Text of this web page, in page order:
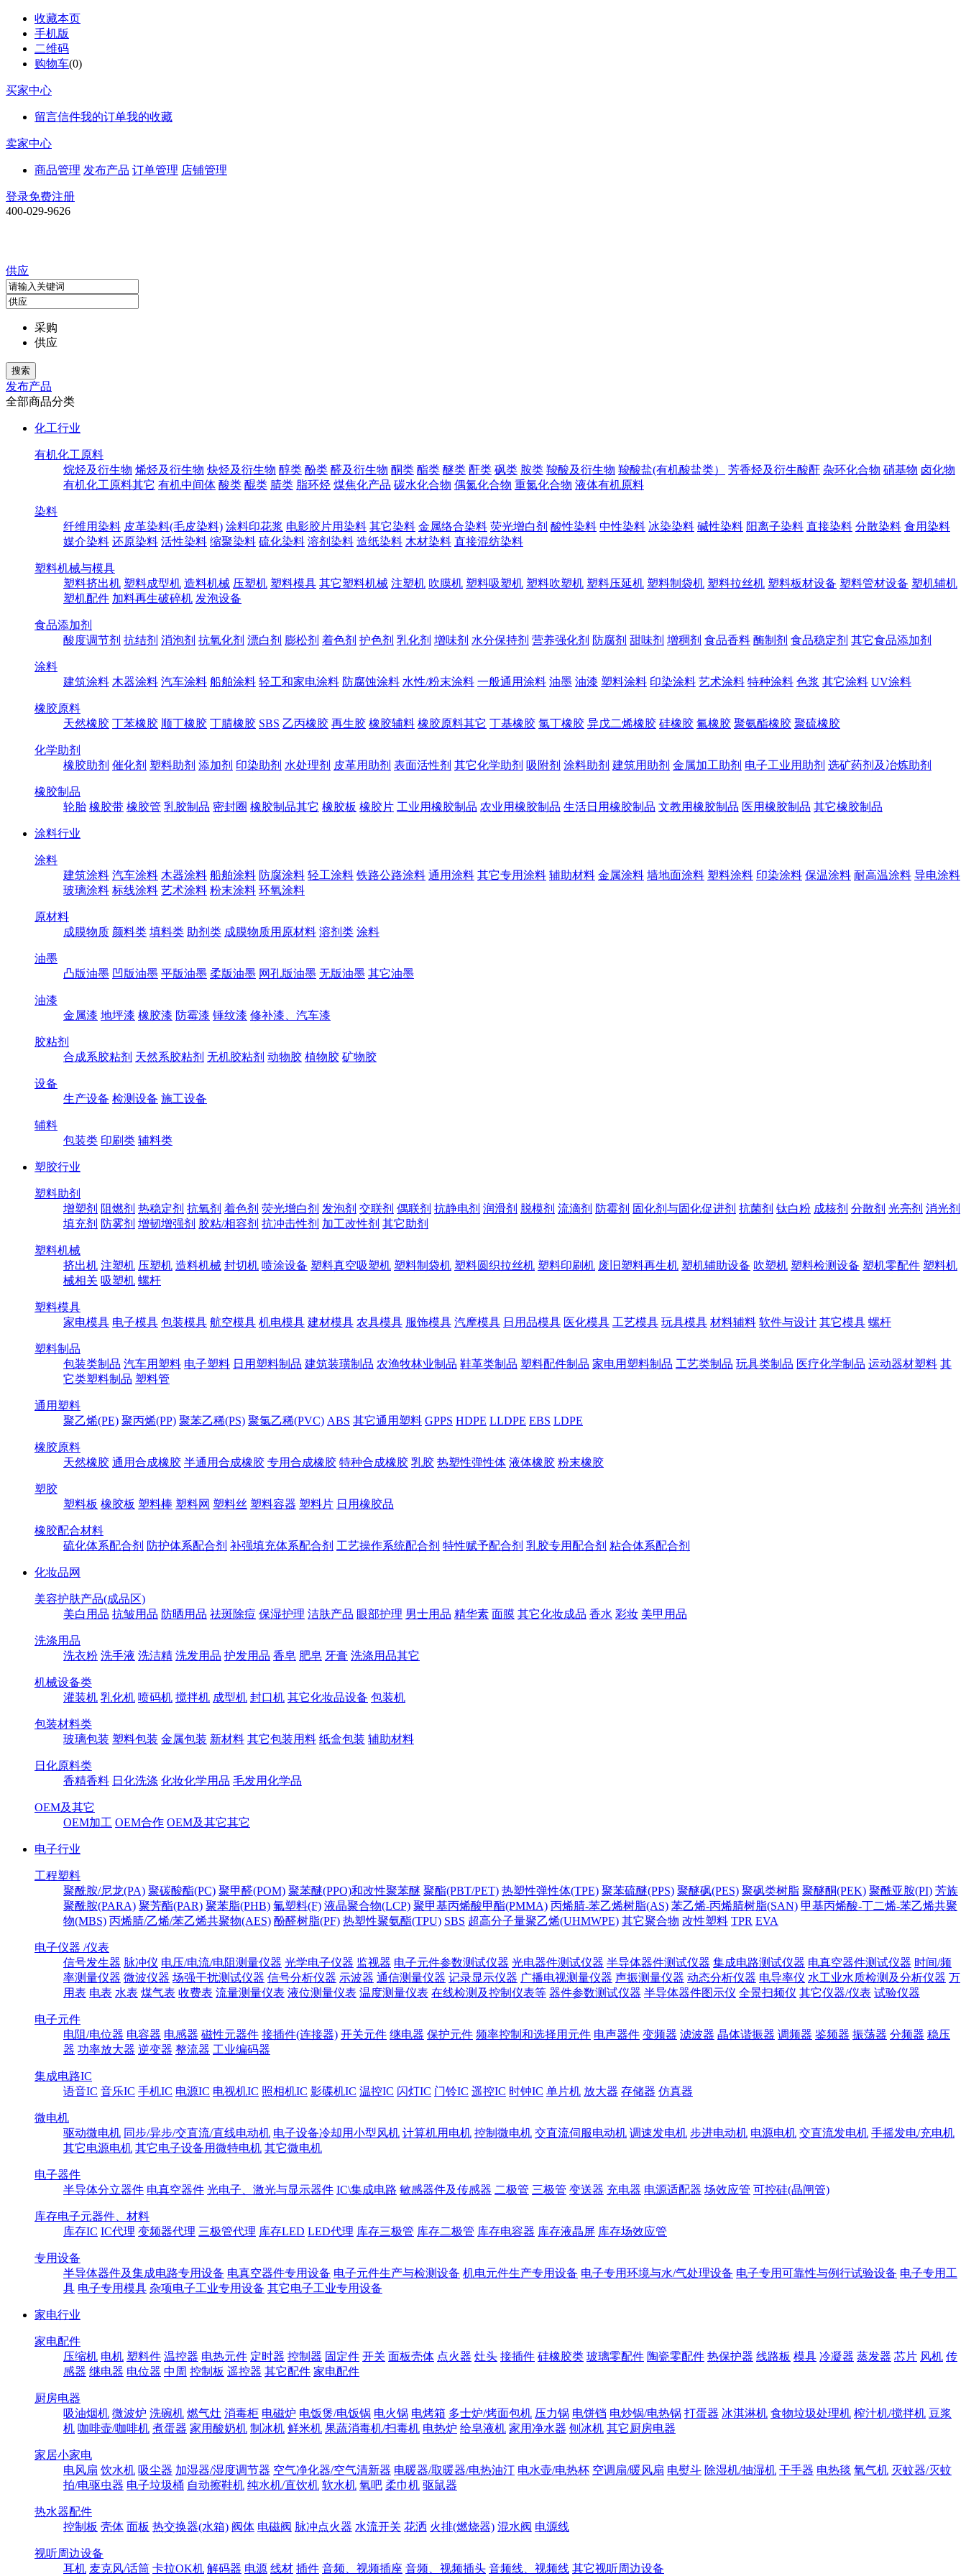
收藏本页
手机版
二维码
购物车(0)
买家中心
留言信件我的订单我的收藏
卖家中心
商品管理 发布产品 订单管理 店铺管理
登录免费注册
400-029-9626
供应
采购
供应
发布产品
全部商品分类
化工行业
有机化工原料
烷烃及衍生物 烯烃及衍生物 炔烃及衍生物 醇类 酚类 醛及衍生物 酮类 酯类 醚类 酐类 砜类 胺类 羧酸及衍生物 羧酸盐(有机酸盐类） 芳香烃及衍生酸酐 杂环化合物 硝基物 卤化物
有机化工原料其它 有机中间体 酸类 醌类 腈类 脂环烃 煤焦化产品 碳水化合物 偶氮化合物 重氮化合物 液体有机原料
染料
纤维用染料 皮革染料(毛皮染料) 涂料印花浆 电影胶片用染料 其它染料 金属络合染料 荧光增白剂 酸性染料 中性染料 冰染染料 碱性染料 阳离子染料 直接染料 分散染料 食用染料
媒介染料 还原染料 活性染料 缩聚染料 硫化染料 溶剂染料 造纸染料 木材染料 直接混纺染料
塑料机械与模具
塑料挤出机 塑料成型机 造料机械 压塑机 塑料模具 其它塑料机械 注塑机 吹膜机 塑料吸塑机 塑料吹塑机 塑料压延机 塑料制袋机 塑料拉丝机 塑料板材设备 塑料管材设备 塑机辅机
塑机配件 加料再生破碎机 发泡设备
食品添加剂
酸度调节剂 抗结剂 消泡剂 抗氧化剂 漂白剂 膨松剂 着色剂 护色剂 乳化剂 增味剂 水分保持剂 营养强化剂 防腐剂 甜味剂 增稠剂 食品香料 酶制剂 食品稳定剂 其它食品添加剂
涂料
建筑涂料 木器涂料 汽车涂料 船舶涂料 轻工和家电涂料 防腐蚀涂料 水性/粉末涂料 一般通用涂料 油墨 油漆 塑料涂料 印染涂料 艺术涂料 特种涂料 色浆 其它涂料 UV涂料
橡胶原料
天然橡胶 丁苯橡胶 顺丁橡胶 丁腈橡胶 SBS 乙丙橡胶 再生胶 橡胶辅料 橡胶原料其它 丁基橡胶 氯丁橡胶 异戊二烯橡胶 硅橡胶 氟橡胶 聚氨酯橡胶 聚硫橡胶
化学助剂
橡胶助剂 催化剂 塑料助剂 添加剂 印染助剂 水处理剂 皮革用助剂 表面活性剂 其它化学助剂 吸附剂 涂料助剂 建筑用助剂 金属加工助剂 电子工业用助剂 选矿药剂及冶炼助剂
橡胶制品
轮胎 橡胶带 橡胶管 乳胶制品 密封圈 橡胶制品其它 橡胶板 橡胶片 工业用橡胶制品 农业用橡胶制品 生活日用橡胶制品 文教用橡胶制品 医用橡胶制品 其它橡胶制品
涂料行业
涂料
建筑涂料 汽车涂料 木器涂料 船舶涂料 防腐涂料 轻工涂料 铁路公路涂料 通用涂料 其它专用涂料 辅助材料 金属涂料 墙地面涂料 塑料涂料 印染涂料 保温涂料 耐高温涂料 导电涂料
玻璃涂料 标线涂料 艺术涂料 粉末涂料 环氧涂料
原材料
成膜物质 颜料类 填料类 助剂类 成膜物质用原材料 溶剂类 涂料
油墨
凸版油墨 凹版油墨 平版油墨 柔版油墨 网孔版油墨 无版油墨 其它油墨
油漆
金属漆 地坪漆 橡胶漆 防霉漆 锤纹漆 修补漆、汽车漆
胶粘剂
合成系胶粘剂 天然系胶粘剂 无机胶粘剂 动物胶 植物胶 矿物胶
设备
生产设备 检测设备 施工设备
辅料
包装类 印刷类 辅料类
塑胶行业
塑料助剂
增塑剂 阻燃剂 热稳定剂 抗氧剂 着色剂 荧光增白剂 发泡剂 交联剂 偶联剂 抗静电剂 润滑剂 脱模剂 流滴剂 防霉剂 固化剂与固化促进剂 抗菌剂 钛白粉 成核剂 分散剂 光亮剂 消光剂
填充剂 防雾剂 增韧增强剂 胶粘/相容剂 抗冲击性剂 加工改性剂 其它助剂
塑料机械
挤出机 注塑机 压塑机 造料机械 封切机 喷涂设备 塑料真空吸塑机 塑料制袋机 塑料圆织拉丝机 塑料印刷机 废旧塑料再生机 塑机辅助设备 吹塑机 塑料检测设备 塑机零配件 塑料机
械相关 吸塑机 螺杆
塑料模具
家电模具 电子模具 包装模具 航空模具 机电模具 建材模具 农具模具 服饰模具 汽摩模具 日用品模具 医化模具 工艺模具 玩具模具 材料辅料 软件与设计 其它模具 螺杆
塑料制品
包装类制品 汽车用塑料 电子塑料 日用塑料制品 建筑装璜制品 农渔牧林业制品 鞋革类制品 塑料配件制品 家电用塑料制品 工艺类制品 玩具类制品 医疗化学制品 运动器材塑料 其
它类塑料制品 塑料管
通用塑料
聚乙烯(PE) 聚丙烯(PP) 聚苯乙稀(PS) 聚氯乙稀(PVC) ABS 其它通用塑料 GPPS HDPE LLDPE EBS LDPE
橡胶原料
天然橡胶 通用合成橡胶 半通用合成橡胶 专用合成橡胶 特种合成橡胶 乳胶 热塑性弹性体 液体橡胶 粉末橡胶
塑胶
塑料板 橡胶板 塑料棒 塑料网 塑料丝 塑料容器 塑料片 日用橡胶品
橡胶配合材料
硫化体系配合剂 防护体系配合剂 补强填充体系配合剂 工艺操作系统配合剂 特性赋予配合剂 乳胶专用配合剂 粘合体系配合剂
化妆品网
美容护肤产品(成品区)
美白用品 抗皱用品 防晒用品 祛斑除痘 保湿护理 洁肤产品 眼部护理 男士用品 精华素 面膜 其它化妆成品 香水 彩妆 美甲用品
洗涤用品
洗衣粉 洗手液 洗洁精 洗发用品 护发用品 香皂 肥皂 牙膏 洗涤用品其它
机械设备类
灌装机 乳化机 喷码机 搅拌机 成型机 封口机 其它化妆品设备 包装机
包装材料类
玻璃包装 塑料包装 金属包装 新材料 其它包装用料 纸盒包装 辅助材料
日化原料类
香精香料 日化洗涤 化妆化学用品 毛发用化学品
OEM及其它
OEM加工 OEM合作 OEM及其它其它
电子行业
工程塑料
聚酰胺/尼龙(PA) 聚碳酸酯(PC) 聚甲醛(POM) 聚苯醚(PPO)和改性聚苯醚 聚酯(PBT/PET) 热塑性弹性体(TPE) 聚苯硫醚(PPS) 聚醚砜(PES) 聚砜类树脂 聚醚酮(PEK) 聚酰亚胺(PI) 芳族
聚酰胺(PARA) 聚芳酯(PAR) 聚苯脂(PHB) 氟塑料(F) 液晶聚合物(LCP) 聚甲基丙烯酸甲酯(PMMA) 丙烯腈-苯乙烯树脂(AS) 苯乙烯-丙烯腈树脂(SAN) 甲基丙烯酸-丁二烯-苯乙烯共聚
物(MBS) 丙烯腈/乙烯/苯乙烯共聚物(AES) 酚醛树脂(PF) 热塑性聚氨酯(TPU) SBS 超高分子量聚乙烯(UHMWPE) 其它聚合物 改性塑料 TPR EVA
电子仪器 /仪表
信号发生器 脉冲仪 电压/电流/电阻测量仪器 光学电子仪器 监视器 电子元件参数测试仪器 光电器件测试仪器 半导体器件测试仪器 集成电路测试仪器 电真空器件测试仪器 时间/频
率测量仪器 微波仪器 场强干扰测试仪器 信号分析仪器 示波器 通信测量仪器 记录显示仪器 广播电视测量仪器 声振测量仪器 动态分析仪器 电导率仪 水工业水质检测及分析仪器 万
用表 电表 水表 煤气表 收费表 流量测量仪表 液位测量仪表 温度测量仪表 在线检测及控制仪表等 器件参数测试仪器 半导体器件图示仪 全景扫频仪 其它仪器/仪表 试验仪器
电子元件
电阻/电位器 电容器 电感器 磁性元器件 接插件(连接器) 开关元件 继电器 保护元件 频率控制和选择用元件 电声器件 变频器 滤波器 晶体谐振器 调频器 鉴频器 振荡器 分频器 稳压
器 功率放大器 逆变器 整流器 工业编码器
集成电路IC
语音IC 音乐IC 手机IC 电源IC 电视机IC 照相机IC 影碟机IC 温控IC 闪灯IC 门铃IC 遥控IC 时钟IC 单片机 放大器 存储器 仿真器
微电机
驱动微电机 同步/异步/交直流/直线电动机 电子设备冷却用小型风机 计算机用电机 控制微电机 交直流伺服电动机 调速发电机 步进电动机 电源电机 交直流发电机 手摇发电/充电机
其它电源电机 其它电子设备用微特电机 其它微电机
电子器件
半导体分立器件 电真空器件 光电子、激光与显示器件 IC\集成电路 敏感器件及传感器 二极管 三极管 变送器 充电器 电源适配器 场效应管 可控硅(晶闸管)
库存电子元器件、材料
库存IC IC代理 变频器代理 三极管代理 库存LED LED代理 库存三极管 库存二极管 库存电容器 库存液晶屏 库存场效应管
专用设备
半导体器件及集成电路专用设备 电真空器件专用设备 电子元件生产与检测设备 机电元件生产专用设备 电子专用环境与水/气处理设备 电子专用可靠性与例行试验设备 电子专用工
具 电子专用模具 杂项电子工业专用设备 其它电子工业专用设备
家电行业
家电配件
压缩机 电机 塑料件 温控器 电热元件 定时器 控制器 固定件 开关 面板壳体 点火器 灶头 接插件 硅橡胶类 玻璃零配件 陶瓷零配件 热保护器 线路板 模具 冷凝器 蒸发器 芯片 风机 传
感器 继电器 电位器 中周 控制板 遥控器 其它配件 家电配件
厨房电器
吸油烟机 微波炉 洗碗机 燃气灶 消毒柜 电磁炉 电饭煲/电饭锅 电火锅 电烤箱 多士炉/烤面包机 压力锅 电饼铛 电炒锅/电热锅 打蛋器 冰淇淋机 食物垃圾处理机 榨汁机/搅拌机 豆浆
机 咖啡壶/咖啡机 煮蛋器 家用酸奶机 制冰机 鲜米机 果蔬消毒机/扫毒机 电热炉 给皂液机 家用净水器 刨冰机 其它厨房电器
家居小家电
电风扇 饮水机 吸尘器 加湿器/湿度调节器 空气净化器/空气清新器 电暖器/取暖器/电热油汀 电水壶/电热杯 空调扇/暖风扇 电熨斗 除湿机/抽湿机 干手器 电热毯 氧气机 灭蚊器/灭蚊
拍/电驱虫器 电子垃圾桶 自动擦鞋机 纯水机/直饮机 软水机 氧吧 柔巾机 驱鼠器
热水器配件
控制板 壳体 面板 热交换器(水箱) 阀体 电磁阀 脉冲点火器 水流开关 花洒 火排(燃烧器) 混水阀 电源线
视听周边设备
耳机 麦克风/话筒 卡拉OK机 解码器 电源 线材 插件 音频、视频插座 音频、视频插头 音频线、视频线 其它视听周边设备